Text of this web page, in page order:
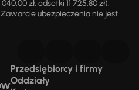
zł, odsetki 11 725,80 zł).
Zawarcie ubezpieczenia nie jest
Przedsiębiorcy i firmy
Oddziały